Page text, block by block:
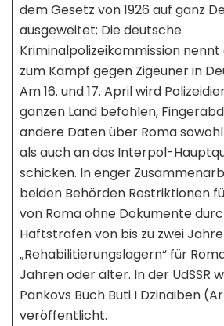
dem Gesetz von 1926 auf ganz
ausgeweitet; Die deutsche
Kriminalpolizeikommission
zum Kampf gegen Zigeuner in
Am 16. und 17. April wird
ganzen Land befohlen,
andere Daten über Roma
als auch an das Interpol-
schicken. In enger
beiden Behörden Restriktionen
von Roma ohne Dokumente
Haftstrafen von bis zu zwei
„Rehabilitierungslagern“ für
Jahren oder älter. In der UdSSR
Pankovs Buch Buti I Dzinaiben
veröffentlicht.